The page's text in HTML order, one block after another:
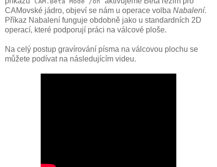
CAMovské jádro, objeví se nám u operace volba Nabalení.
Příkaz Nabalení funguje obdobně jako u standardních 2D
operací, které podporují práci na válcové ploše.
Na celý postup gravírování písma na válcovou plochu se
můžete podívat na následujícím videu.